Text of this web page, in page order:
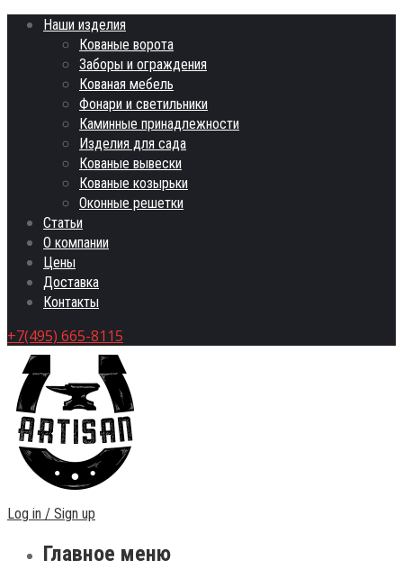
Наши изделия
Кованые ворота
Заборы и ограждения
Кованая мебель
Фонари и светильники
Каминные принадлежности
Изделия для сада
Кованые вывески
Кованые козырьки
Оконные решетки
Статьи
О компании
Цены
Доставка
Контакты
+7(495) 665-8115
Log in / Sign up
Главное меню